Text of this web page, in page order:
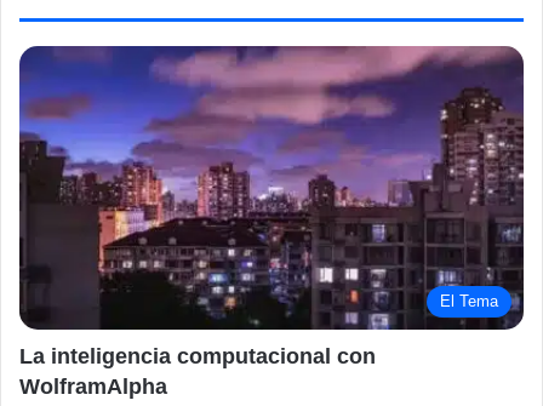
El Tema
La inteligencia computacional con
WolframAlpha